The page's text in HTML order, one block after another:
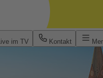
Live im TV Kontakt